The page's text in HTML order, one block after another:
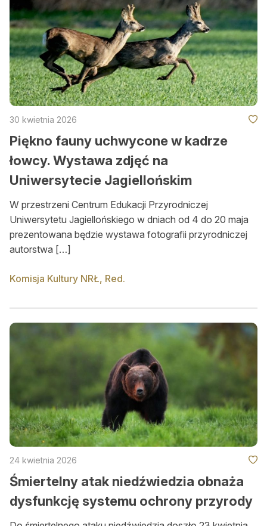
30 kwietnia 2026
Piękno fauny uchwycone w kadrze
łowcy. Wystawa zdjęć na
Uniwersytecie Jagiellońskim
W przestrzeni Centrum Edukacji Przyrodniczej
Uniwersytetu Jagiellońskiego w dniach od 4 do 20 maja
prezentowana będzie wystawa fotografii przyrodniczej
autorstwa […]
Komisja Kultury NRŁ, Red.
24 kwietnia 2026
Śmiertelny atak niedźwiedzia obnaża
dysfunkcję systemu ochrony przyrody